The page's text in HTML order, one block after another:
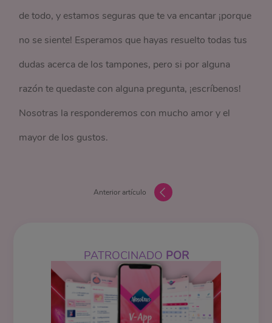
de todo, y estamos seguras que te va encantar ¡porque
no se siente! Esperamos que hayas resuelto todas tus
dudas acerca de los tampones, pero si por alguna
razón te quedaste con alguna pregunta, ¡escríbenos!
Nosotras la responderemos con mucho amor y el
mayor de los gustos.
Anterior artículo
PATROCINADO POR